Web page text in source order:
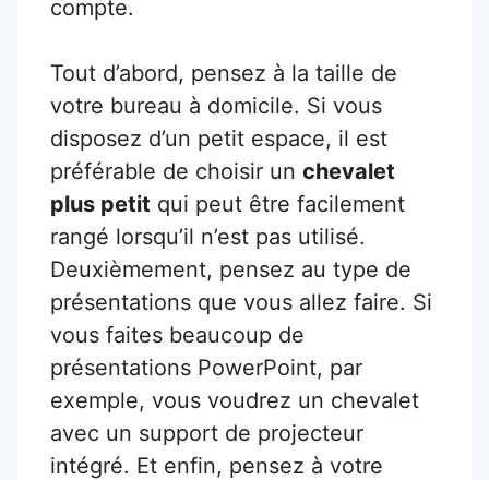
compte.
Tout d’abord, pensez à la taille de
votre bureau à domicile. Si vous
disposez d’un petit espace, il est
préférable de choisir un chevalet
plus petit qui peut être facilement
rangé lorsqu’il n’est pas utilisé.
Deuxièmement, pensez au type de
présentations que vous allez faire. Si
vous faites beaucoup de
présentations PowerPoint, par
exemple, vous voudrez un chevalet
avec un support de projecteur
intégré. Et enfin, pensez à votre